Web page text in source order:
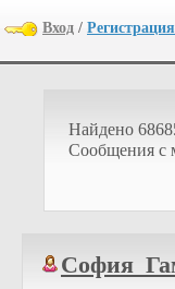
Вход / Регистрация
Найдено
Cообщения с